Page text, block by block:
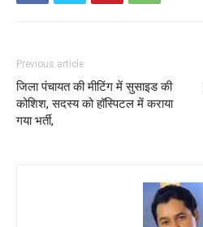
Previous article
जिला पंचायत की मीटिंग में सुसाइड की
कोशिश, सदस्य को हॉस्पिटल में कराया
गया भर्ती,